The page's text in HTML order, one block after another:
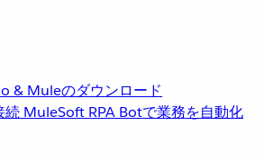
& Muleのダウンロード
続 MuleSoft RPA Botで業務を自動化